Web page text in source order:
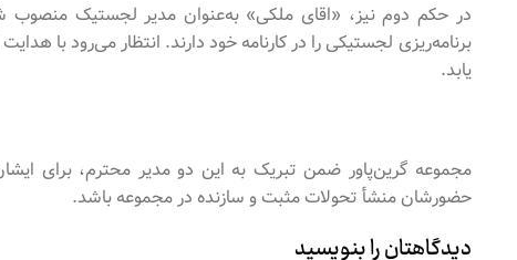
در حکم دوم نیز، «اقای ملکی» به‌عنوان مدیر لجستیک منصوب
برنامه‌ریزی لجستیکی را در کارنامه خود دارند. انتظار می‌رود با
یابد.
مجموعه گرین‌پاور ضمن تبریک به این دو مدیر محترم، برای
حضورشان منشأ تحولات مثبت و سازنده در مجموعه باشد.
دیدگاهتان را بنویسید